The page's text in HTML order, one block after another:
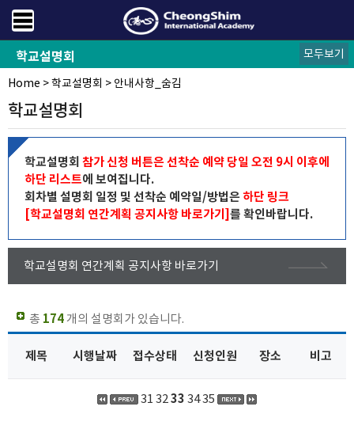
학교설명회
공지사항
안내사항
설명회신청
모두보기
Home >학교설명회 > 안내사항_숨김
학교설명회
학교설명회 참가 신청 버튼은 선착순 예약 당일 오전 9시 이후에
하단 리스트에 보여집니다.
회차별 설명회 일정 및 선착순 예약일/방법은 하단 링크
[학교설명회 연간계획 공지사항 바로가기] 를 확인바랍니다.
학교설명회 연간계획 공지사항 바로가기
총 174 개의 설명회가 있습니다.
제목 시행날짜 접수상태 신청인원 장소 비고
31 3233 3435